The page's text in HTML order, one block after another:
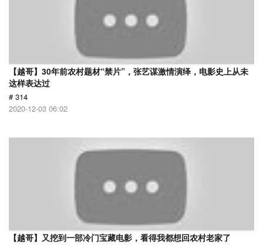
【越哥】30年前农村题材“禁片”，张艺谋激情演绎，电影史上从未
这样表达过
# 314
2020-12-03 06:02
【越哥】又挖到一部冷门宝藏电影，看得我都想回农村老家了